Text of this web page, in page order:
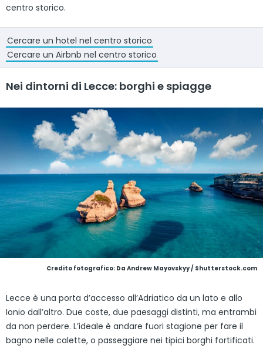
centro storico.
Cercare un hotel nel centro storico
Cercare un Airbnb nel centro storico
Nei dintorni di Lecce: borghi e spiagge
Credito fotografico: Da Andrew Mayovskyy / Shutterstock.com
Lecce è una porta d’accesso all’Adriatico da un lato e allo
Ionio dall’altro. Due coste, due paesaggi distinti, ma entrambi
da non perdere. L’ideale è andare fuori stagione per fare il
bagno nelle calette, o passeggiare nei tipici borghi fortificati.